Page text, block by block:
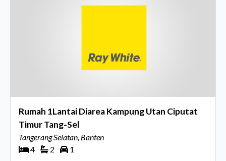
Rumah 1Lantai Diarea Kampung Utan Ciputat
Timur Tang-Sel
Tangerang Selatan, Banten
4
2 1